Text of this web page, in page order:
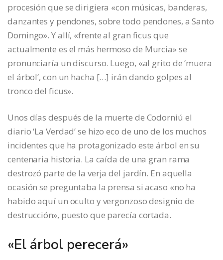
procesión que se dirigiera «con músicas, banderas,
danzantes y pendones, sobre todo pendones, a Santo
Domingo». Y allí, «frente al gran ficus que
actualmente es el más hermoso de Murcia» se
pronunciaría un discurso. Luego, «al grito de ‘muera
el árbol’, con un hacha […] irán dando golpes al
tronco del ficus».
Unos días después de la muerte de Codorniú el
diario ‘La Verdad’ se hizo eco de uno de los muchos
incidentes que ha protagonizado este árbol en su
centenaria historia. La caída de una gran rama
destrozó parte de la verja del jardín. En aquella
ocasión se preguntaba la prensa si acaso «no ha
habido aquí un oculto y vergonzoso designio de
destrucción», puesto que parecía cortada.
«El árbol perecerá»